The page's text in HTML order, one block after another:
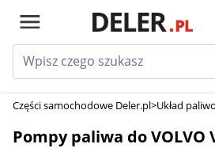
Części samochodowe Deler.pl>Układ
Pompy paliwa do VOLVO